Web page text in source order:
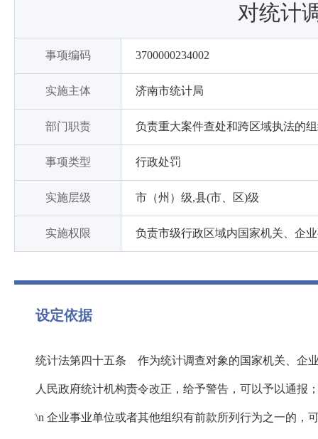
对统计
事项编码 3700000234002
实施主体 济南市统计局
部门职责 负责重大案件查处和跨区域执法的
事项类型 行政处罚
实施层级 市（州）级,县(市、区)级
实施权限 负责市级行政区域内国家机关、企
设定依据
统计法第四十五条 作为统计调查对象的国家机关、企
人民政府统计机构责令改正，给予警告，可以予以通
\n 企业事业单位或者其他组织有前款所列行为之一的，